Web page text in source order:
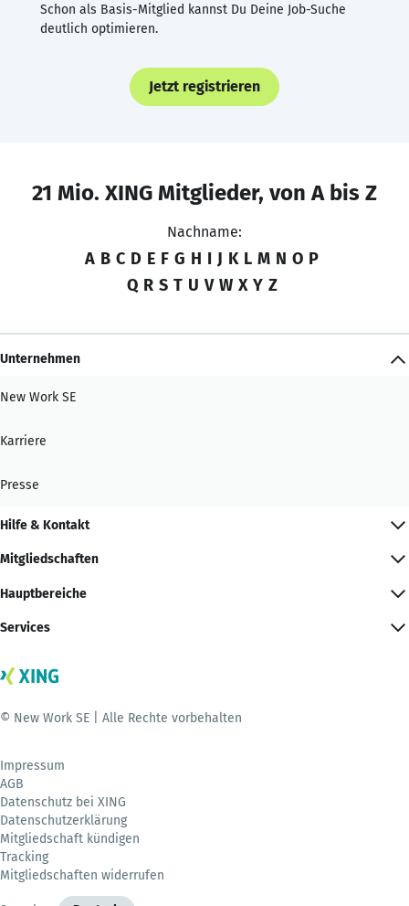
Schon als Basis-Mitglied kannst Du Deine Job-Suche
deutlich optimieren.
Jetzt registrieren
21 Mio. XING Mitglieder, von A bis Z
Nachname:
A B C D E F G H I J K L M N O P
Q R S T U V W X Y Z
Unternehmen
New Work SE
Karriere
Presse
Hilfe & Kontakt
Mitgliedschaften
Hauptbereiche
Services
© New Work SE | Alle Rechte vorbehalten
Impressum
AGB
Datenschutz bei XING
Datenschutzerklärung
Mitgliedschaft kündigen
Tracking
Mitgliedschaften widerrufen